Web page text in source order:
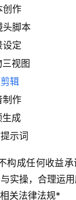
创作
头脚本
设定
视图
辑
制作
生成
示词
构成任何收益
实操，合理运
关法律法规*